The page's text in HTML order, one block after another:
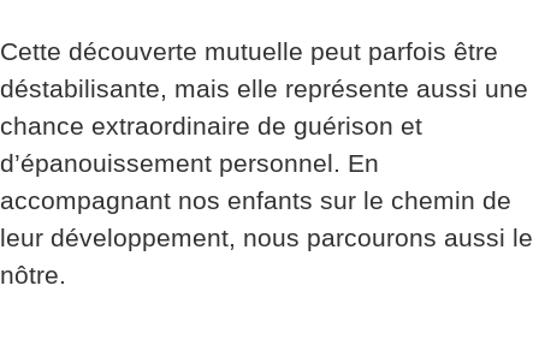
Cette découverte mutuelle peut parfois être
déstabilisante, mais elle représente aussi une
chance extraordinaire de guérison et
d’épanouissement personnel. En
accompagnant nos enfants sur le chemin de
leur développement, nous parcourons aussi le
nôtre.